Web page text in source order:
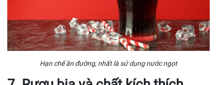
Hạn chế ăn đường, nhất là sử dụng nước ngọt